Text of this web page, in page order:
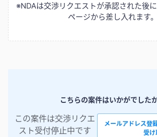
※NDAは交渉リクエストが承認された後
ページから差し入れます。
こちらの案件はいかがでした
この案件は交渉リクエ
スト受付停止中です
メールアドレス登
受け